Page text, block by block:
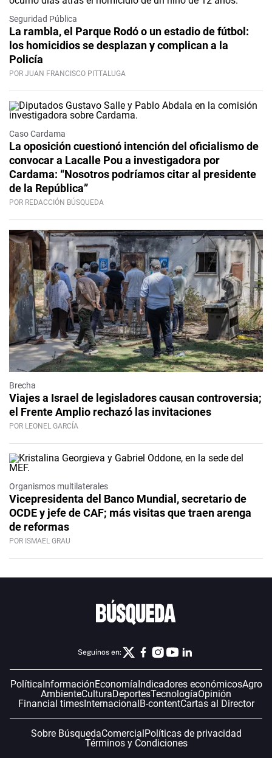
Seguridad Pública
La rambla, el Parque Rodó o un estadio de fútbol:
los homicidios se desplazan y complican a la
Policía
POR JUAN FRANCISCO PITTALUGA
Caso Cardama
La oposición cuestionó intención del oficialismo de
convocar a Lacalle Pou a investigadora por
Cardama: “Nosotros podríamos citar al presidente
de la República”
POR REDACCIÓN BÚSQUEDA
Brecha
Viajes a Israel de legisladores causan controversia;
el Frente Amplio rechazó las invitaciones
POR LEONEL GARCÍA
Organismos multilaterales
Vicepresidenta del Banco Mundial, secretario de
OCDE y jefe de CAF; más visitas que traen arenga
de reformas
POR ISMAEL GRAU
Seguinos en:
PolíticaInformaciónEconomíaIndicadores económicosAgro
AmbienteCulturaDeportesTecnologíaOpinión
Financial timesInternacionalB-contentCartas al Director
Sobre BúsquedaComercialPolíticas de privacidad
Términos y Condiciones